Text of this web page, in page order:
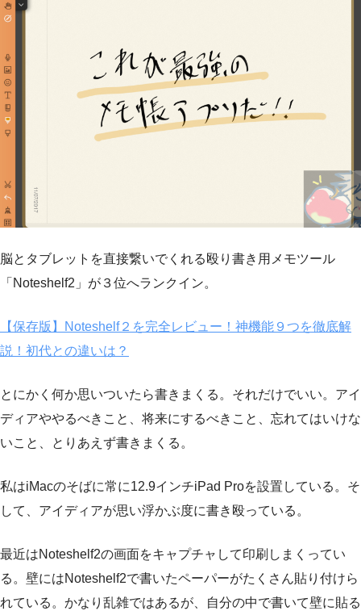
脳とタブレットを直接繋いでくれる殴り書き用メモツール
「Noteshelf2」が３位へランクイン。
【保存版】Noteshelf２を完全レビュー！神機能９つを徹底解
説！初代との違いは？
とにかく何か思いついたら書きまくる。それだけでいい。アイ
ディアややるべきこと、将来にするべきこと、忘れてはいけな
いこと、とりあえず書きまくる。
私はiMacのそばに常に12.9インチiPad Proを設置している。そ
して、アイディアが思い浮かぶ度に書き殴っている。
最近はNoteshelf2の画面をキャプチャして印刷しまくってい
る。壁にはNoteshelf2で書いたペーパーがたくさん貼り付けら
れている。かなり乱雑ではあるが、自分の中で書いて壁に貼る